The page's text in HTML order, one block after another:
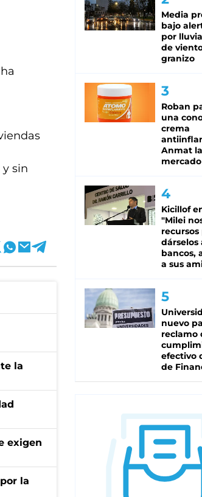
sin
la
exigen
la
Media
bajo
por
de
granizo
Roban
una
crema
Anmat
mercado
Kicillof
"Milei
recursos
dárselos
bancos,
a sus
nuevo
reclamo
efectivo
de